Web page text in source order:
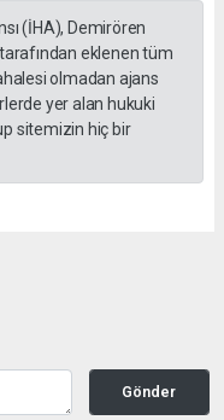
(İHA), Demirören
eklenen tüm
olmadan ajans
yer alan hukuki
sitemizin hiç bir
Gönder